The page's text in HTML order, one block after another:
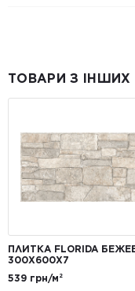
ТОВАРИ З ІНШИХ
ПЛИТКА FLORIDA
300Х600Х7
539 грн/м²